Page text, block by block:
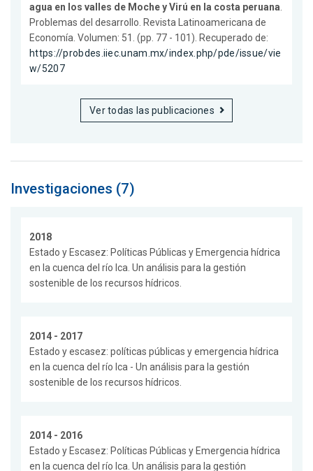
agua en los valles de Moche y Virú en la costa peruana
Problemas del desarrollo. Revista Latinoamericana de
Economía. Volumen: 51. (pp. 77 - 101). Recuperado de:
https://probdes.iiec.unam.mx/index.php/pde/issue/vie
w/5207
Ver todas las publicaciones
Investigaciones (7)
2018
Estado y Escasez: Políticas Públicas y Emergencia hídrica
en la cuenca del río Ica. Un análisis para la gestión
sostenible de los recursos hídricos.
2014 - 2017
Estado y escasez: políticas públicas y emergencia hídrica
en la cuenca del río Ica - Un análisis para la gestión
sostenible de los recursos hídricos.
2014 - 2016
Estado y Escasez: Políticas Públicas y Emergencia hídrica
en la cuenca del río Ica. Un análisis para la gestión